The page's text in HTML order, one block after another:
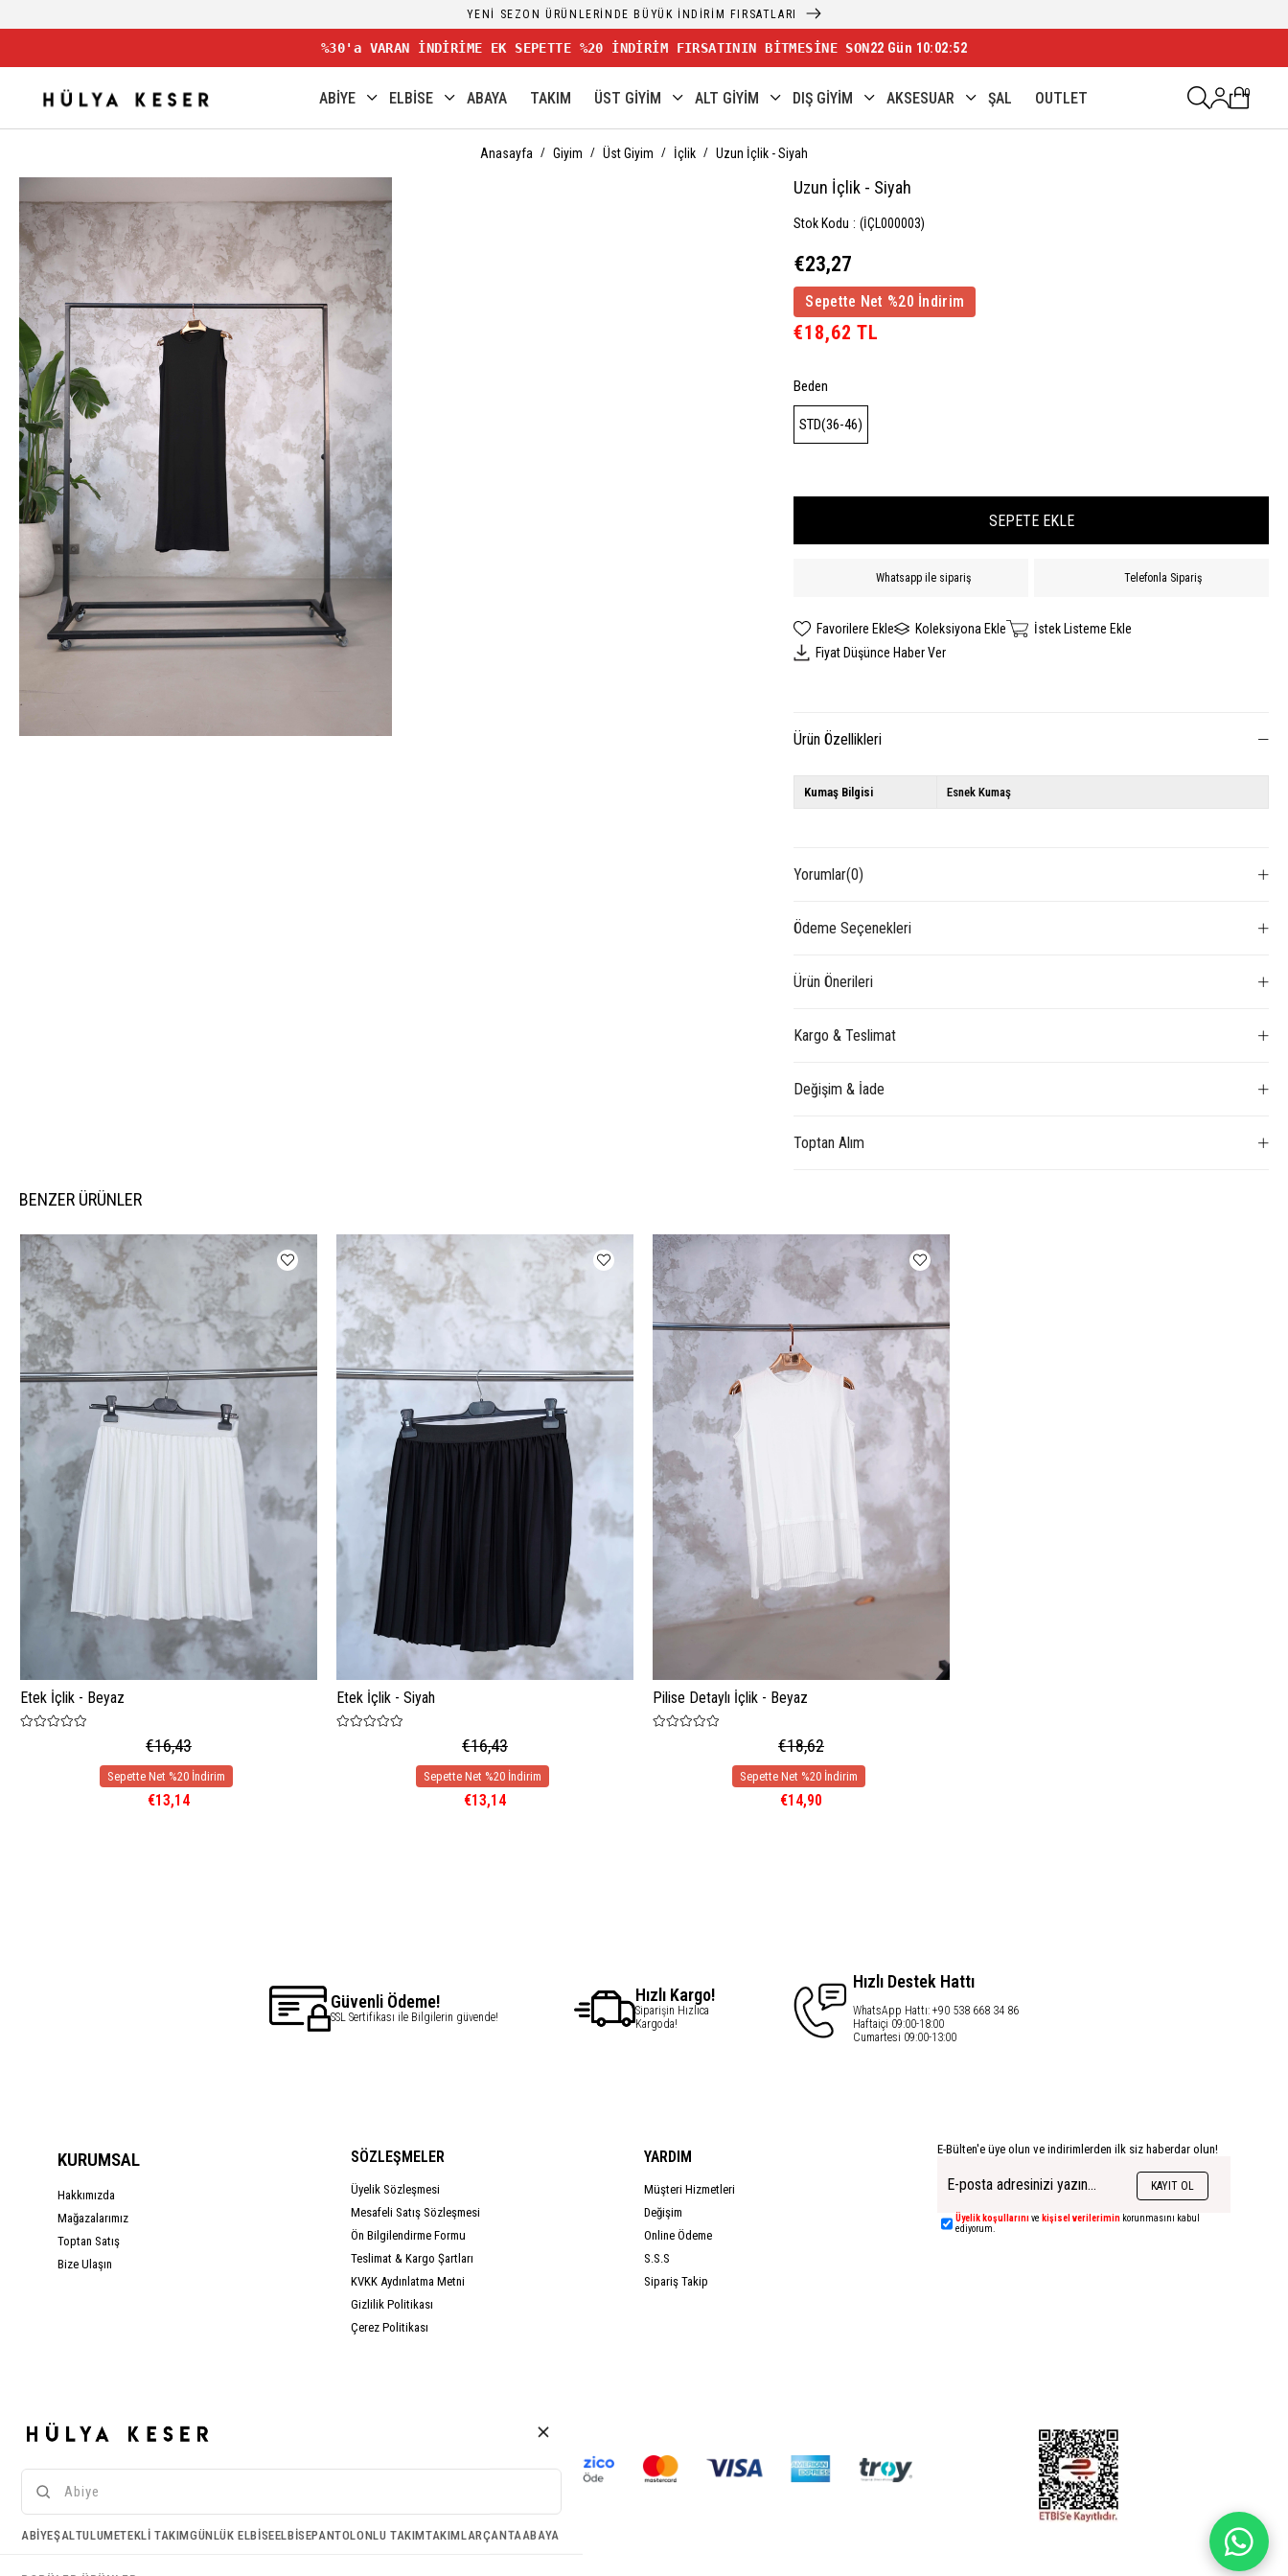
YENİ SEZON ÜRÜNLERİNDE BÜYÜK İNDİRİM FIRSATLARI
%30'a VARAN İNDİRİME EK SEPETTE %20 İNDİRİM FIRSATININ BİTMESİNE SON22 Gün 10:02:51
ABİYE ELBİSE ABAYA TAKIM ÜST GİYİM ALT GİYİM DIŞ GİYİM AKSESUAR ŞAL OUTLET 0
Anasayfa Giyim Üst Giyim İçlik Uzun İçlik - Siyah
Uzun İçlik - Siyah
Stok Kodu (İÇL000003)
€23,27
Sepette Net %20 İndirim
€18,62 TL
Beden
STD(36-46)
Whatsapp ile sipariş Telefonla Sipariş
Favorilere Ekle Koleksiyona Ekle
İstek Listeme Ekle
Fiyat Düşünce Haber Ver
Ürün Özellikleri
Kumaş Bilgisi Esnek Kumaş
Yorumlar(0)
Ödeme Seçenekleri
Ürün Önerileri
Kargo & Teslimat
Değişim & İade
Toptan Alım
BENZER ÜRÜNLER
Etek İçlik - Beyaz
€16,43
€13,14
Etek İçlik - Siyah
€16,43
€13,14
Pilise Detaylı İçlik - Beyaz
€18,62
€14,90
Güvenli Ödeme!
SSL Sertifikası ile Bilgilerin güvende!
Hızlı Kargo!
Siparişin Hızlıca
Kargoda!
Hızlı Destek Hattı
WhatsApp Hattı: +90 538 668 34 86
Haftaiçi 09:00-18:00
Cumartesi 09:00-13:00
KURUMSAL
Hakkımızda
Mağazalarımız
Toptan Satış
Bize Ulaşın
SÖZLEŞMELER
Üyelik Sözleşmesi
Mesafeli Satış Sözleşmesi
Ön Bilgilendirme Formu
Teslimat & Kargo Şartları
KVKK Aydınlatma Metni
Gizlilik Politikası
Çerez Politikası
YARDIM
Müşteri Hizmetleri
Değişim
Online Ödeme
S.S.S
Sipariş Takip
E-Bülten'e üye olun ve indirimlerden ilk siz haberdar olun!
KAYIT OL
Üyelik koşullarınıve kişisel verilerimin korunmasını kabul
ediyorum.
Çerez Kullanımı
ABIYEŞALTULUMETEKLI TAKIMGÜNLÜK ELBISEELBISEPANTOLONLU TAKIMTAKIMLARÇANTAABAYA